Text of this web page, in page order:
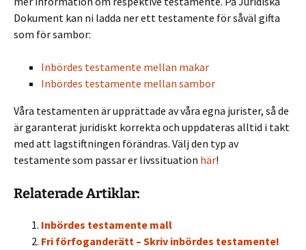
Dokument kan ni ladda ner ett testamente för såväl gifta
som för sambor:
Inbördes testamente mellan makar
Inbördes testamente mellan sambor
Våra testamenten är upprättade av våra egna jurister, så de
är garanterat juridiskt korrekta och uppdateras alltid i takt
med att lagstiftningen förändras. Välj den typ av
testamente som passar er livssituation här!
Relaterade Artiklar:
Inbördes testamente mall
Fri förfoganderätt – Skriv inbördes testamente!